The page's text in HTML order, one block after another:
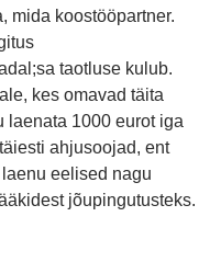
mida koostööpartner.
taotluse kulub.
kes omavad täita
laenata 1000 eurot iga
ahjusoojad, ent
eelised nagu
jõupingutusteks.